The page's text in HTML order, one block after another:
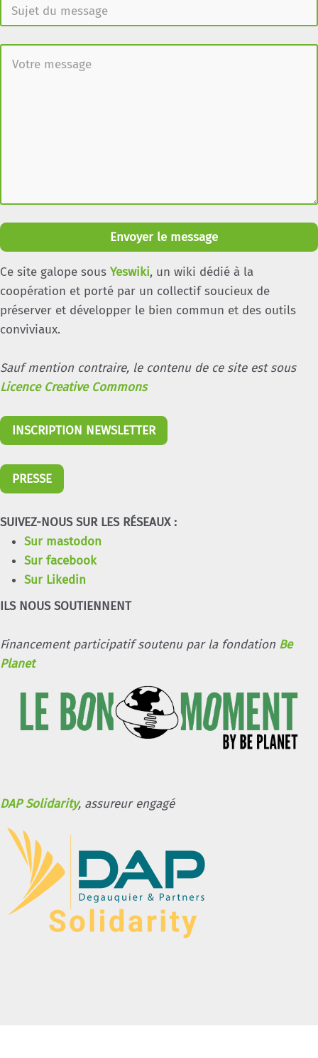
Envoyer le message
Ce site galope sous Yeswiki, un wiki dédié à la
coopération et porté par un collectif soucieux de
préserver et développer le bien commun et des outils
conviviaux.
Sauf mention contraire, le contenu de ce site est sous
Licence Creative Commons
INSCRIPTION NEWSLETTER
PRESSE
SUIVEZ-NOUS SUR LES RÉSEAUX :
Sur mastodon
Sur facebook
Sur Likedin
ILS NOUS SOUTIENNENT
Financement participatif soutenu par la fondation Be
Planet
DAP Solidarity, assureur engagé